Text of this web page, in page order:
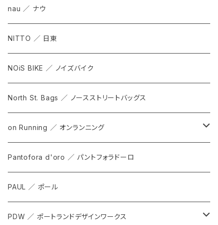
nau ／ ナウ
NITTO ／ 日東
NOiS BIKE ／ ノイズバイク
North St. Bags ／ ノースストリートバッグス
on Running ／ オンランニング
ALL
SHOES
APPAREL
Pantofora d'oro ／ パントフォラドーロ
PAUL ／ ポール
PDW ／ ポートランドデザインワークス